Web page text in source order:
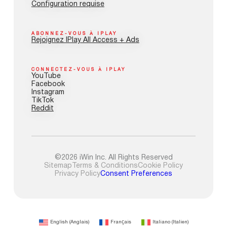
Configuration requise
ABONNEZ-VOUS À IPLAY
Rejoignez IPlay All Access + Ads
CONNECTEZ-VOUS À IPLAY
YouTube
Facebook
Instagram
TikTok
Reddit
©2026 iWin Inc. All Rights Reserved
Sitemap Terms & ConditionsCookie Policy
Privacy PolicyConsent Preferences
English (Anglais) Français Italiano(Italien)